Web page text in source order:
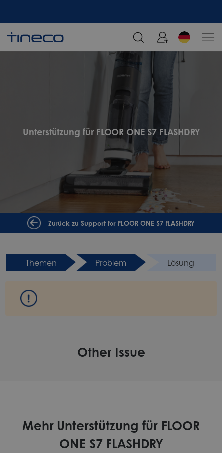
Unterstützung für FLOOR ONE S7 FLASHDRY
Zurück zu Support for FLOOR ONE S7 FLASHDRY
Themen Problem Lösung
Other Issue
Mehr Unterstützung für FLOOR
ONE S7 FLASHDRY